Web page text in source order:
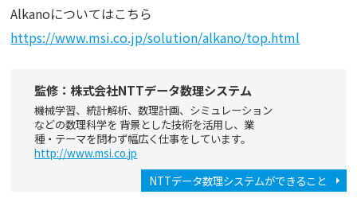
Alkanoについてはこちら
https://www.msi.co.jp/solution/alkano/top.html
監修：株式会社NTTデータ数理システム
機械学習、統計解析、数理計画、シミュレーション
などの数理科学を 背景とした技術を活用し、業
種・テーマを問わず幅広く仕事をしています。
http://www.msi.co.jp
NTTデータ数理システムができること